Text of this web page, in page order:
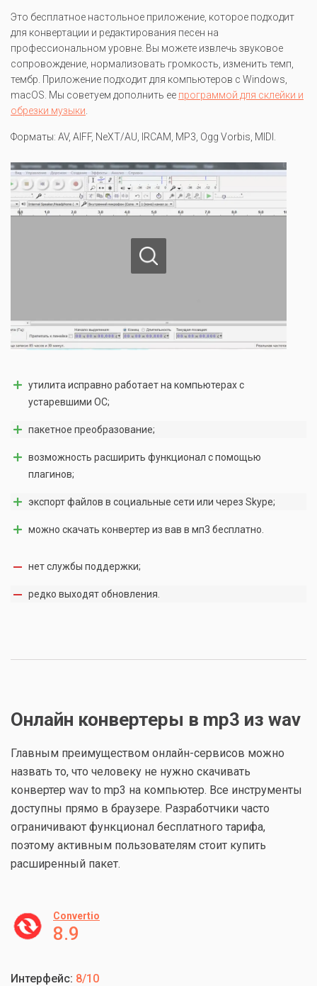
Это бесплатное настольное приложение, которое подходит
для конвертации и редактирования песен на
профессиональном уровне. Вы можете извлечь звуковое
сопровождение, нормализовать громкость, изменить темп,
тембр. Приложение подходит для компьютеров с Windows,
macOS. Мы советуем дополнить ее программой для склейки и
обрезки музыки
Форматы: AV, AIFF, NeXT/AU, IRCAM, MP3, Ogg Vorbis, MIDI.
утилита исправно работает на компьютерах с
устаревшими ОС;
пакетное преобразование;
возможность расширить функционал с помощью
плагинов;
экспорт файлов в социальные сети или через Skype;
можно скачать конвертер из вав в мп3 бесплатно.
нет службы поддержки;
редко выходят обновления.
Онлайн конвертеры в mp3 из wav
Главным преимуществом онлайн-сервисов можно
назвать то, что человеку не нужно скачивать
конвертер wav to mp3 на компьютер. Все инструменты
доступны прямо в браузере. Разработчики часто
ограничивают функционал бесплатного тарифа,
поэтому активным пользователям стоит купить
расширенный пакет.
Convertio
8.9
Интерфейс: 8/10